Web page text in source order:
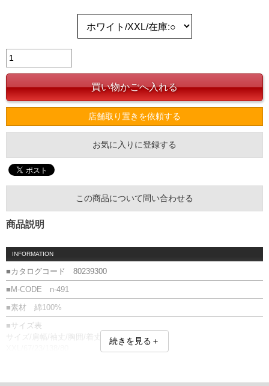
店舗取り置きを依頼する
お気に入りに登録する
この商品について問い合わせる
商品説明
INFORMATION
■カタログコード 80239300
■M-CODE n-491
■素材 綿100%
■サイズ表
サイズ/肩幅/袖丈/胸囲/着丈
続きを見る＋